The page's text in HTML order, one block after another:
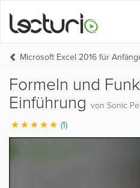
Microsoft Excel 2016 für
Formeln und
Einführung von Sonic
(1)